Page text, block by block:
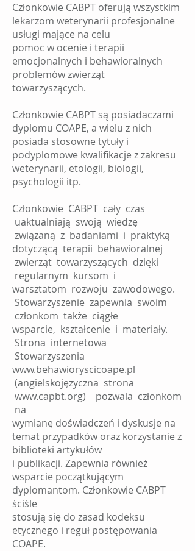
Członkowie CABPT oferują wszystkim
lekarzom weterynarii profesjonalne
usługi mające na celu
pomoc w ocenie i terapii
emocjonalnych i behawioralnych
problemów zwierząt
towarzyszących.
Członkowie CABPT są posiadaczami
dyplomu COAPE, a wielu z nich
posiada stosowne tytuły i
podyplomowe kwalifikacje z zakresu
weterynarii, etologii, biologii,
psychologii itp.
Członkowie CABPT cały czas
uaktualniają swoją wiedzę
związaną z badaniami i praktyką
dotyczącą terapii behawioralnej
zwierząt towarzyszących dzięki
regularnym kursom i
warsztatom rozwoju zawodowego.
Stowarzyszenie zapewnia swoim
członkom także ciągłe
wsparcie, kształcenie i materiały.
Strona internetowa
Stowarzyszenia
www.behawioryscicoape.pl
(angielskojęzyczna strona
www.capbt.org) pozwala członkom
na
wymianę doświadczeń i dyskusje na
temat przypadków oraz korzystanie z
biblioteki artykułów
i publikacji. Zapewnia również
wsparcie początkującym
dyplomantom. Członkowie CABPT
ściśle
stosują się do zasad kodeksu
etycznego i reguł postępowania
COAPE.